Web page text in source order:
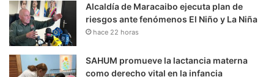
Alcaldía de Maracaibo ejecuta plan de
riesgos ante fenómenos El Niño y La Niña
hace 22 horas
SAHUM promueve la lactancia materna
como derecho vital en la infancia